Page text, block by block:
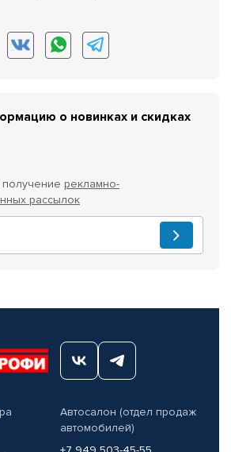
о новинках и скидках
рекламно-
рассылок
Автосалон (отдел продаж
автомобилей)